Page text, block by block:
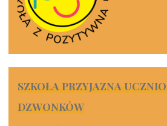
SZKOŁA PRZYJAZNA
DZWONKÓW